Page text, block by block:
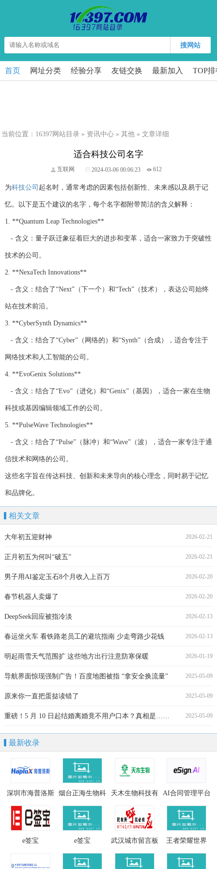
搜网站
首页 网址分类 经验分享 友链交换 最新加入 TOP
当前位置： 16397网站目录 » 资讯中心 » 其他 » 文章详细
适合科技公司名字
互联网 2024-03-06 00:06:23 612
为科技公司 起名时，通常考虑的因素包括创新性、未来感以及易于记
忆。以下是五个建议的名字，每个名字都附带简洁的含义解释：
1. **Quantum Leap Technologies**
- 含义：量子跃迁象征着巨大的进步和变革，适合一家致力于突破性
技术的公司。
2. **NexaTech Innovations**
- 含义：结合了“Next”（下一个）和“Tech”（技术），表达公司始终
站在技术前沿。
3. **CyberSynth Dynamics**
- 含义：结合了“Cyber”（网络的）和“Synth”（合成），适合专注于
网络技术和人工智能的公司。
4. **EvoGenix Solutions**
- 含义：结合了“Evo”（进化）和“Genix”（基因），适合一家在生物
科技或基因编辑领域工作的公司。
5. **PulseWave Technologies**
- 含义：结合了“Pulse”（脉冲）和“Wave”（波），适合一家专注于通
信技术和网络的公司。
这些名字旨在传达科技、创新和未来导向的核心理念，同时易于记忆
和品牌化。
相关文章
2026-02-21
大年初五迎财神
2026-02-21
正月初五为何叫“破五”
2026-02-20
男子用AI鉴定玉石8个月收入上百万
2026-02-20
春节机器人卖爆了
2026-02-13
DeepSeek回应被指冷淡
2026-02-13
春运坐火车 看铁路老员工的避坑指南 少走弯路少花钱
2026-01-19
明起雨雪天气范围扩 这些地方出行注意防寒保暖
2025-05-09
导航界面惊现强制广告！百度地图被指 “拿安全换流量”
2025-05-09
原来你一直把蛋挞读错了
2025-05-09
重磅！5 月 10 日起结婚离婚竟不用户口本？真相是……
最新收录
深圳市海普洛斯
生物科技有限公
烟台正海生物科
技股份有限公司
天木生物科技有
限公司
AI合同管理平台
e签宝 e签宝 武汉城市留言板 王者荣耀世界